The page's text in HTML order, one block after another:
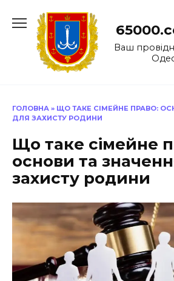
до
Ваш
ГОЛОВНА » ЩО ТАКЕ СІМЕЙНЕ ПРАВО:
ДЛЯ ЗАХИСТУ РОДИНИ
Що таке сімейне
основи та
захисту родини